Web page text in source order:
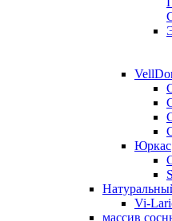
Юркас
Vi-
массив